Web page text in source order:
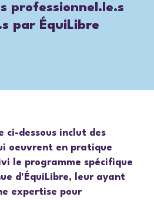
professionnel.le.s
par ÉquiLibre
ci-dessous inclut des
oeuvrent en pratique
le programme spécifique
d'ÉquiLibre, leur ayant
expertise pour